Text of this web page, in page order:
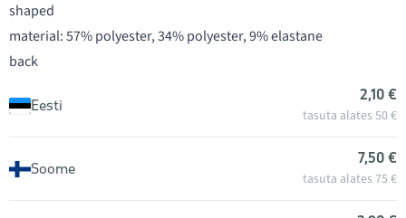
shaped
material: 57% polyester, 34% polyester, 9% elastane
back
Eesti
2,10 €
tasuta alates 50 €
Soome
7,50 €
tasuta alates 75 €